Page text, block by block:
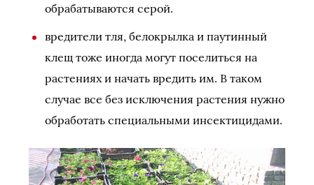
обрабатываются серой.
вредители тля, белокрылка и паутинный
клещ тоже иногда могут поселиться на
растениях и начать вредить им. В таком
случае все без исключения растения нужно
обработать специальными инсектицидами.